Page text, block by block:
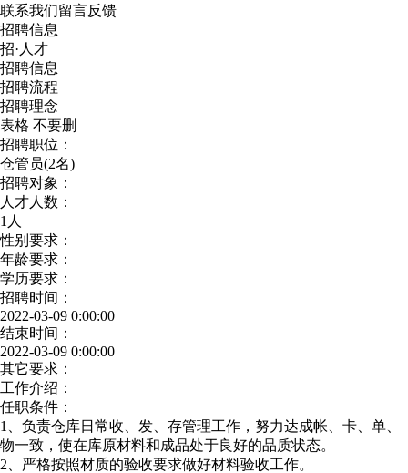
联系我们留言反馈
招聘信息
招·人才
招聘信息
招聘流程
招聘理念
表格 不要删
招聘职位：
仓管员(2名)
招聘对象：
人才人数：
1人
性别要求：
年龄要求：
学历要求：
招聘时间：
2022-03-09 0:00:00
结束时间：
2022-03-09 0:00:00
其它要求：
工作介绍：
任职条件：
1、负责仓库日常收、发、存管理工作，努力达成帐、卡、单、
物一致，使在库原材料和成品处于良好的品质状态。
2、严格按照材质的验收要求做好材料验收工作。